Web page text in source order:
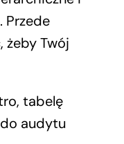
Przede
żeby Twój
tabelę
audytu